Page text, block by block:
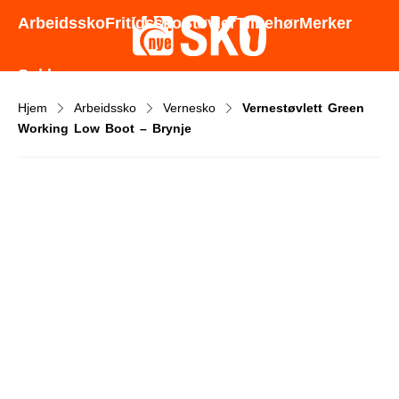
Godt utvalg - Gode priser - Rask levering
ArbeidsskoFritidsskoStøvlerTilbehørMerker
Sokker
Hjem Arbeidssko Vernesko
Vernestøvlett Green
Working Low Boot – Brynje